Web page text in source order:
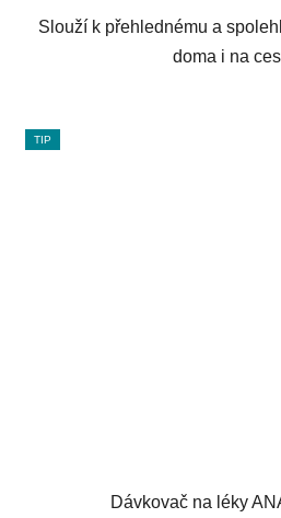
Slouží k přehlednému a
doma i na
TIP
Dávkovač na léky